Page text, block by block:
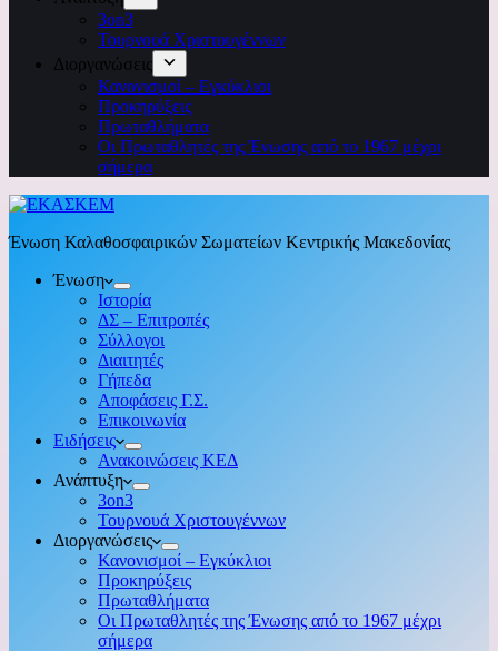
3on3
Τουρνουά Χριστουγέννων
Διοργανώσεις
Κανονισμοί – Εγκύκλιοι
Προκηρύξεις
Πρωταθλήματα
Οι Πρωταθλητές της Ένωσης από το 1967 μέχρι
σήμερα
Ένωση Καλαθοσφαιρικών Σωματείων Κεντρικής Μακεδονίας
Ένωση
Ιστορία
ΔΣ – Επιτροπές
Σύλλογοι
Διαιτητές
Γήπεδα
Αποφάσεις Γ.Σ.
Επικοινωνία
Ειδήσεις
Ανακοινώσεις ΚΕΔ
Ανάπτυξη
3on3
Τουρνουά Χριστουγέννων
Διοργανώσεις
Κανονισμοί – Εγκύκλιοι
Προκηρύξεις
Πρωταθλήματα
Οι Πρωταθλητές της Ένωσης από το 1967 μέχρι
σήμερα